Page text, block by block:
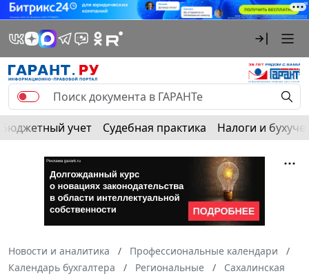
Бюджетный учет Судебная практика Налоги и
Новости и аналитика
Профессиональные календари
Календарь бухгалтера
Региональные
Сахалинская